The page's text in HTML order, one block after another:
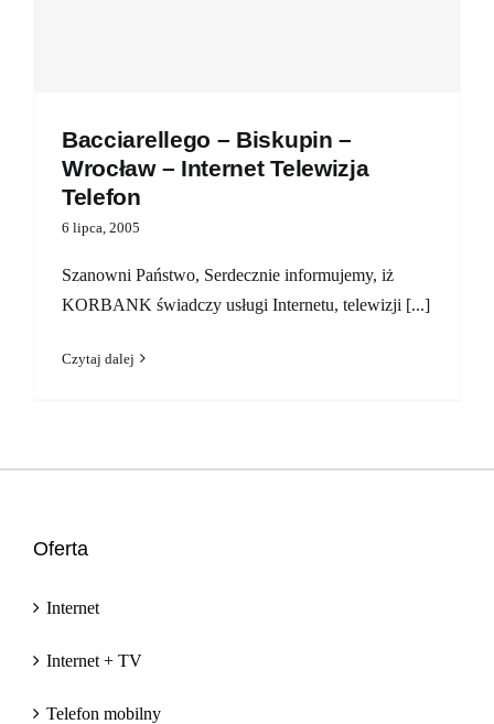
Bacciarellego – Biskupin –
Wrocław – Internet Telewizja
Telefon
6 lipca, 2005
Szanowni Państwo, Serdecznie informujemy, iż
KORBANK świadczy usługi Internetu, telewizji [...]
Czytaj dalej
Oferta
Internet
Internet + TV
Telefon mobilny